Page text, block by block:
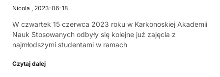
Nicola 2023-06-18
W czwartek 15 czerwca 2023 roku w Karkonoskiej Akademii
Nauk Stosowanych odbyły się kolejne już zajęcia z
najmłodszymi studentami w ramach
Czytaj dalej